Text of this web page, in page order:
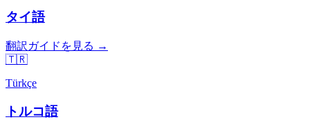
タイ語
翻訳ガイドを見る →
🇹🇷
Türkçe
トルコ語